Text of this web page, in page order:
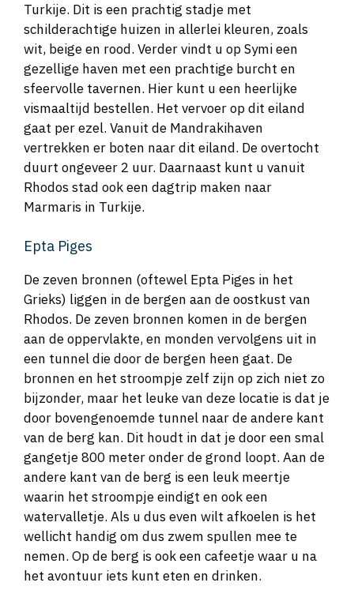
Turkije. Dit is een prachtig stadje met
schilderachtige huizen in allerlei kleuren, zoals
wit, beige en rood. Verder vindt u op Symi een
gezellige haven met een prachtige burcht en
sfeervolle tavernen. Hier kunt u een heerlijke
vismaaltijd bestellen. Het vervoer op dit eiland
gaat per ezel. Vanuit de Mandrakihaven
vertrekken er boten naar dit eiland. De overtocht
duurt ongeveer 2 uur. Daarnaast kunt u vanuit
Rhodos stad ook een dagtrip maken naar
Marmaris in Turkije.
Epta Piges
De zeven bronnen (oftewel Epta Piges in het
Grieks) liggen in de bergen aan de oostkust van
Rhodos. De zeven bronnen komen in de bergen
aan de oppervlakte, en monden vervolgens uit in
een tunnel die door de bergen heen gaat. De
bronnen en het stroompje zelf zijn op zich niet zo
bijzonder, maar het leuke van deze locatie is dat je
door bovengenoemde tunnel naar de andere kant
van de berg kan. Dit houdt in dat je door een smal
gangetje 800 meter onder de grond loopt. Aan de
andere kant van de berg is een leuk meertje
waarin het stroompje eindigt en ook een
watervalletje. Als u dus even wilt afkoelen is het
wellicht handig om dus zwem spullen mee te
nemen. Op de berg is ook een cafeetje waar u na
het avontuur iets kunt eten en drinken.